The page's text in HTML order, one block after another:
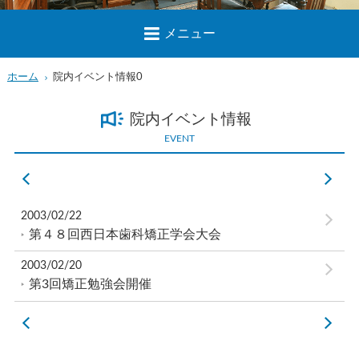
メニュー
ホーム 院内イベント情報0
院内イベント情報
EVENT
2003/02/22
第４８回西日本歯科矯正学会大会
2003/02/20
第3回矯正勉強会開催